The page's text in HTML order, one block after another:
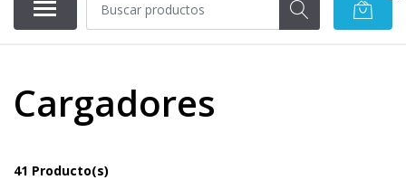
Cargadores
41 Producto(s)